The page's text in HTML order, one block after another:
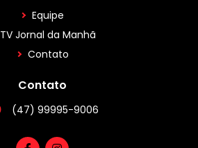
Equipe
TV Jornal da Manhã
Contato
Contato
(47) 99995-9006